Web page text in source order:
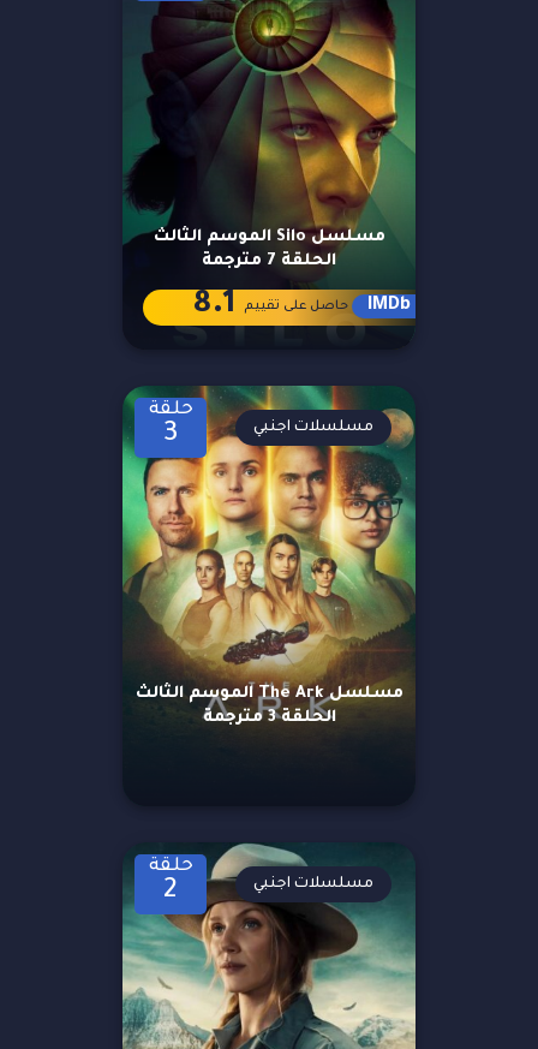
مسلسل Silo الموسم الثالث
الحلقة 7 مترجمة
IMDb حاصل على تقييم 8.1
حلقة
3
مسلسل The Ark الموسم الثالث
الحلقة 3 مترجمة
مسلسلات اجنبي
حلقة
2 مسلسلات اجنبي